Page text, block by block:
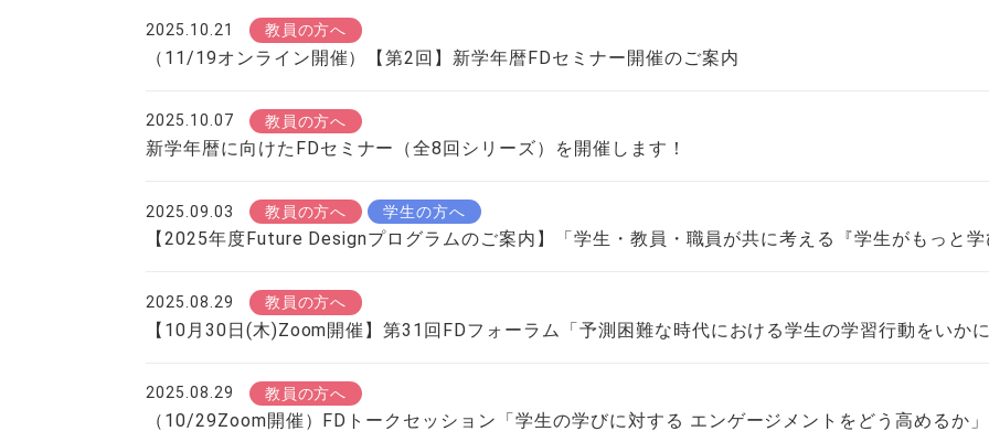
2025.10.21 教員の方へ
（11/19オンライン開催）【第2回】新学年暦FDセミナー開催のご案内
2025.10.07 教員の方へ
新学年暦に向けたFDセミナー（全8回シリーズ）を開催します！
2025.09.03 教員の方へ 学生の方へ
【2025年度Future Designプログラムのご案内】「学生・教員・職員が共に考える『学生がもっと学
2025.08.29 教員の方へ
【10月30日(木)Zoom開催】第31回FDフォーラム「予測困難な時代における学生の学習行動をいか
2025.08.29 教員の方へ
（10/29Zoom開催）FDトークセッション「学生の学びに対する エンゲージメントをどう高めるか